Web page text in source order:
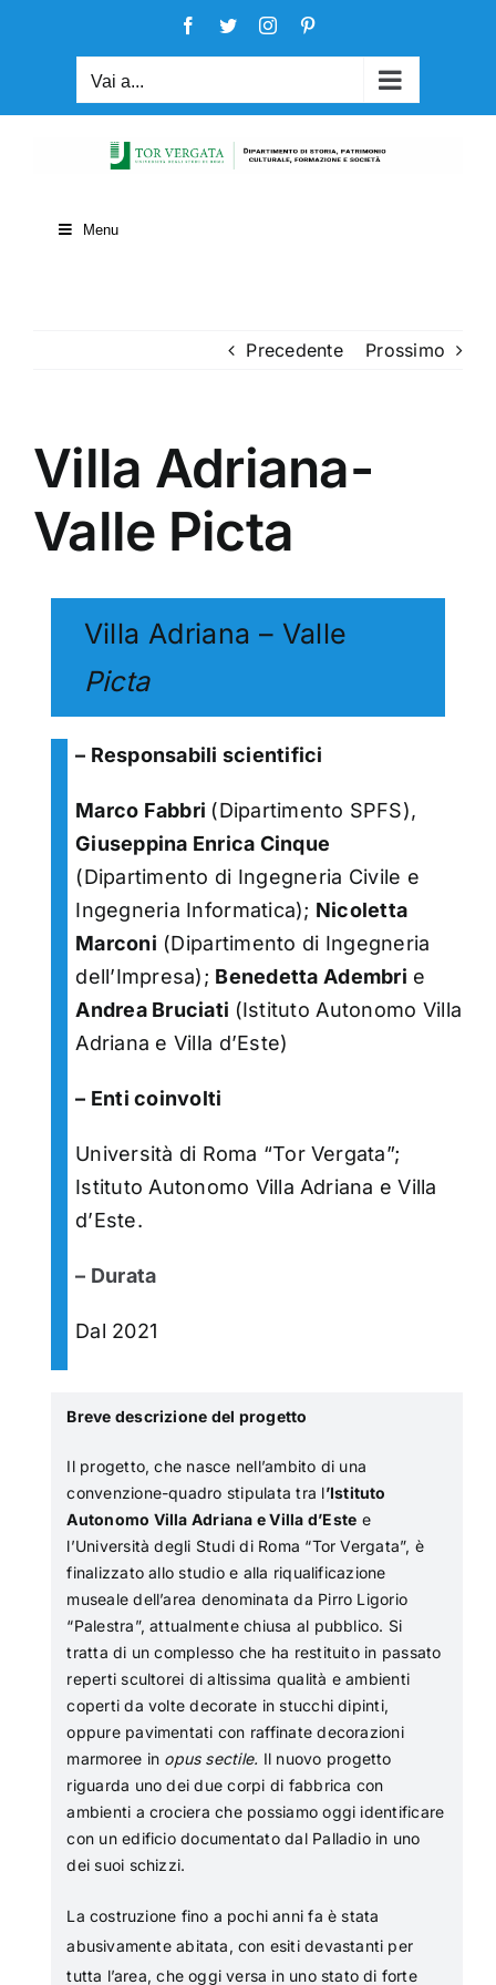
Facebook
TwitterInstagram
Vai a...
Menu
Precedente Prossimo
Villa Adriana-
Valle Picta
Villa Adriana – Valle
Picta
– Responsabili scientifici
Marco Fabbri (Dipartimento SPFS),
Giuseppina Enrica Cinque
(Dipartimento di Ingegneria Civile e
Ingegneria Informatica); Nicoletta
Marconi (Dipartimento di Ingegneria
dell’Impresa); Benedetta Adembri e
Andrea Bruciati (Istituto Autonomo Villa
Adriana e Villa d’Este)
– Enti coinvolti
Università di Roma “Tor Vergata”;
Istituto Autonomo Villa Adriana e Villa
d’Este.
– Durata
Dal 2021
Breve descrizione del progetto
Il progetto, che nasce nell’ambito di una
convenzione-quadro stipulata tra l’Istituto
Autonomo Villa Adriana e Villa d’Este e
l’Università degli Studi di Roma “Tor Vergata”, è
finalizzato allo studio e alla riqualificazione
museale dell’area denominata da Pirro Ligorio
“Palestra”, attualmente chiusa al pubblico. Si
tratta di un complesso che ha restituito in passato
reperti scultorei di altissima qualità e ambienti
coperti da volte decorate in stucchi dipinti,
oppure pavimentati con raffinate decorazioni
marmoree in opus sectile. Il nuovo progetto
riguarda uno dei due corpi di fabbrica con
ambienti a crociera che possiamo oggi identificare
con un edificio documentato dal Palladio in uno
dei suoi schizzi.
La costruzione fino a pochi anni fa è stata
abusivamente abitata, con esiti devastanti per
tutta l’area, che oggi versa in uno stato di forte